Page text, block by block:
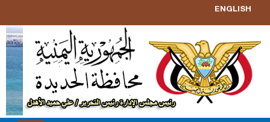
ENGLISH